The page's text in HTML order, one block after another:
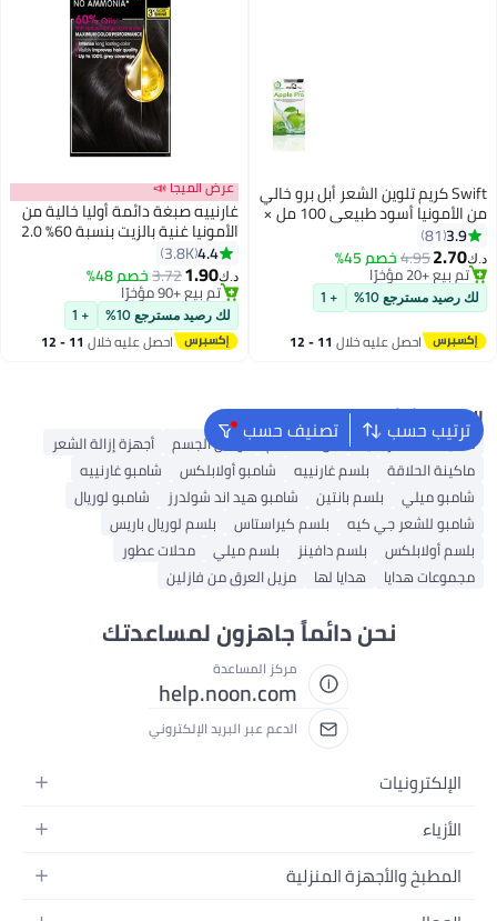
Swift كريم تلوين الشعر أبل برو خالي
من الأمونيا أسود طبيعي 100 مل ×
2
3.9
81
د.ك‏2.70
4.95خصم 45%
تم بيع +20 مؤخرًا
تم بيع +20 مؤخرًا
لك رصيد مسترجع 10% + 1
احصل عليه خلال 11 - 12
عرض الميجا 📣
غارنييه صبغة دائمة أوليا خالية من
الأمونيا غنية بالزيت بنسبة 60% 2.0
أسود 50g 50g 12ml
4.4
3.8K
د.ك‏1.90
3.72خصم 48%
تم بيع +90 مؤخرًا
تم بيع +90 مؤخرًا
لك رصيد مسترجع 10% + 1
احصل عليه خلال 11 - 12
ترتيب حسب تصنيف حسب البحث الشائع
ماكينة حلاقة رجالية جل استحمام لوشن الجسم
أجهزة إزالة الشعر
ماكينة الحلاقة
بلسم غارنييه شامبو أولابلكس
شامبو غارنييه
شامبو ميلي
بلسم بانتين شامبو هيد اند شولدرز
شامبو لوريال
شامبو للشعر جي كيه
بلسم كيراستاس
بلسم لوريال باريس
بلسم أولابلكس
بلسم دافينز بلسم ميلي
محلات عطور
مجموعات هدايا
هدايا لها مزيل العرق من فازلين
نحن دائماً جاهزون لمساعدتك
مركز المساعدة
help.noon.com
الدعم عبر البريد الإلكتروني
الإلكترونيات
الجوالات
اللابتوبات
الأزياء
أزياء نسائية
المطبخ والأجهزة المنزلية
الحمام